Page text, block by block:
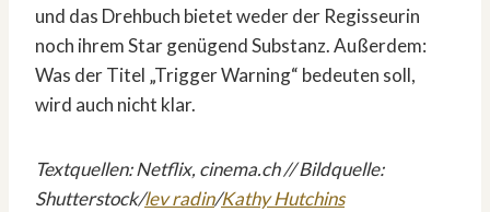
und das Drehbuch bietet weder der Regisseurin
noch ihrem Star genügend Substanz. Außerdem:
Was der Titel „Trigger Warning“ bedeuten soll,
wird auch nicht klar.
Textquellen: Netflix, cinema.ch // Bildquelle:
Shutterstock/lev radin/Kathy Hutchins